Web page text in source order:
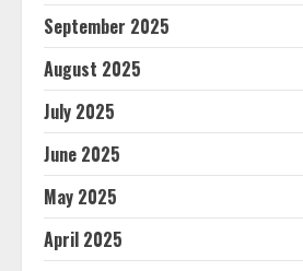
September 2025
August 2025
July 2025
June 2025
May 2025
April 2025